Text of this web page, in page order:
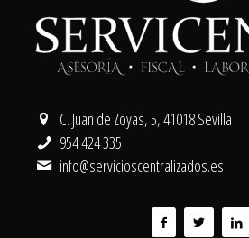
C. Juan de Zoyas, 5, 41018 Sevilla
954 424 335
info@servicioscentralizados.es